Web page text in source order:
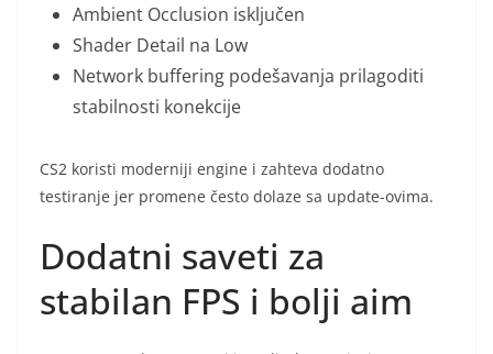
Ambient Occlusion isključen
Shader Detail na Low
Network buffering podešavanja prilagoditi
stabilnosti konekcije
CS2 koristi moderniji engine i zahteva dodatno
testiranje jer promene često dolaze sa update-ovima.
Dodatni saveti za
stabilan FPS i bolji aim